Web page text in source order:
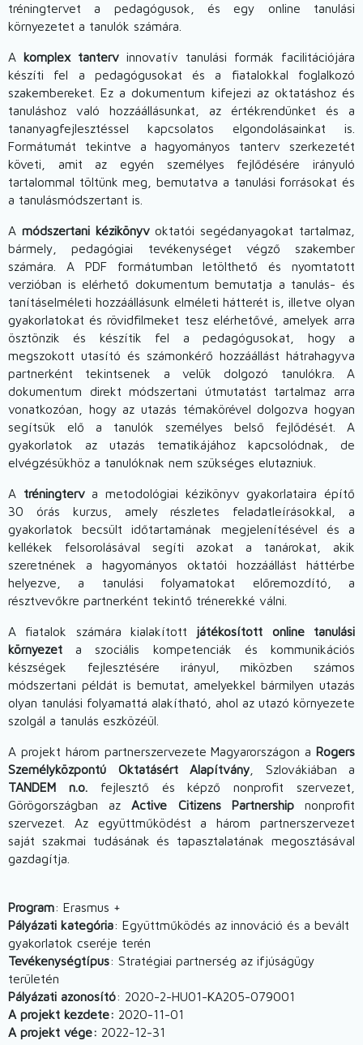
tréningtervet a pedagógusok, és egy online tanulási
környezetet a tanulók számára.
A komplex tanterv innovatív tanulási formák facilitációjára
készíti fel a pedagógusokat és a fiatalokkal foglalkozó
szakembereket. Ez a dokumentum kifejezi az oktatáshoz és
tanuláshoz való hozzáállásunkat, az értékrendünket és a
tananyagfejlesztéssel kapcsolatos elgondolásainkat is.
Formátumát tekintve a hagyományos tanterv szerkezetét
követi, amit az egyén személyes fejlődésére irányuló
tartalommal töltünk meg, bemutatva a tanulási forrásokat és
a tanulásmódszertant is.
A módszertani kézikönyvoktatói segédanyagokat tartalmaz,
bármely, pedagógiai tevékenységet végző szakember
számára. A PDF formátumban letölthető és nyomtatott
verzióban is elérhető dokumentum bemutatja a tanulás- és
tanításelméleti hozzáállásunk elméleti hátterét is, illetve olyan
gyakorlatokat és rövidfilmeket tesz elérhetővé, amelyek arra
ösztönzik és készítik fel a pedagógusokat, hogy a
megszokott utasító és számonkérő hozzáállást hátrahagyva
partnerként tekintsenek a velük dolgozó tanulókra. A
dokumentum direkt módszertani útmutatást tartalmaz arra
vonatkozóan, hogy az utazás témakörével dolgozva hogyan
segítsük elő a tanulók személyes belső fejlődését. A
gyakorlatok az utazás tematikájához kapcsolódnak, de
elvégzésükhöz a tanulóknak nem szükséges elutazniuk.
A tréningterva metodológiai kézikönyv gyakorlataira építő
30 órás kurzus, amely részletes feladatleírásokkal, a
gyakorlatok becsült időtartamának megjelenítésével és a
kellékek felsorolásával segíti azokat a tanárokat, akik
szeretnének a hagyományos oktatói hozzáállást háttérbe
helyezve, a tanulási folyamatokat előremozdító, a
résztvevőkre partnerként tekintő trénerekké válni.
A fiatalok számára kialakított játékosított online tanulási
környezet a szociális kompetenciák és kommunikációs
készségek fejlesztésére irányul, miközben számos
módszertani példát is bemutat, amelyekkel bármilyen utazás
olyan tanulási folyamattá alakítható, ahol az utazó környezete
szolgál a tanulás eszközéül.
A projekt három partnerszervezete Magyarországon a Rogers
Személyközpontú Oktatásért Alapítvány , Szlovákiában a
TANDEM n.o.fejlesztő és képző nonprofit szervezet,
Görögországban azActive Citizens Partnershipnonprofit
szervezet. Az együttműködést a három partnerszervezet
saját szakmai tudásának és tapasztalatának megosztásával
gazdagítja.
Program: Erasmus +
Pályázati kategória: Együttműködés az innováció és a bevált
gyakorlatok cseréje terén
Tevékenységtípus: Stratégiai partnerség az ifjúságügy
területén
Pályázati azonosító: 2020-2-HU01-KA205-079001
A projekt kezdete: 2020-11-01
A projekt vége: 2022-12-31